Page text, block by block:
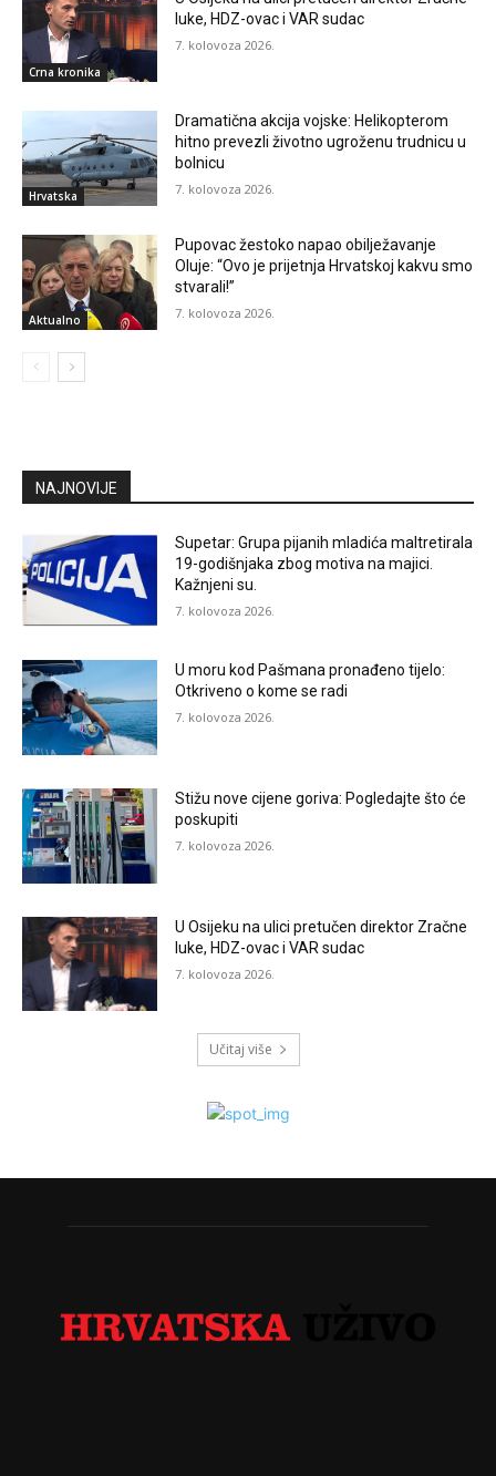
Crna kronika
luke, HDZ-ovac i VAR sudac
7. kolovoza 2026.
Hrvatska
Dramatična akcija vojske: Helikopterom
hitno prevezli životno ugroženu trudnicu u
bolnicu
7. kolovoza 2026.
Aktualno
Pupovac žestoko napao obilježavanje
Oluje: “Ovo je prijetnja Hrvatskoj kakvu smo
stvarali!”
7. kolovoza 2026.
NAJNOVIJE
Supetar: Grupa pijanih mladića maltretirala
19-godišnjaka zbog motiva na majici.
Kažnjeni su.
7. kolovoza 2026.
U moru kod Pašmana pronađeno tijelo:
Otkriveno o kome se radi
7. kolovoza 2026.
Stižu nove cijene goriva: Pogledajte što će
poskupiti
7. kolovoza 2026.
U Osijeku na ulici pretučen direktor Zračne
luke, HDZ-ovac i VAR sudac
7. kolovoza 2026.
Učitaj više